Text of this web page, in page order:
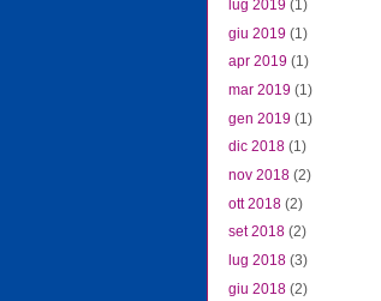
lug 2019 (1)
giu 2019 (1)
apr 2019 (1)
mar 2019 (1)
gen 2019 (1)
dic 2018 (1)
nov 2018 (2)
ott 2018 (2)
set 2018 (2)
lug 2018 (3)
giu 2018 (2)